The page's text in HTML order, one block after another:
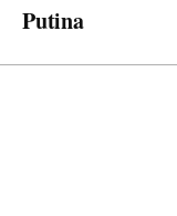
Putina